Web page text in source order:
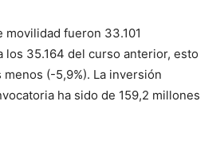
movilidad fueron 33.101
los 35.164 del curso anterior, esto
(-5,9%). La inversión
ha sido de 159,2 millones